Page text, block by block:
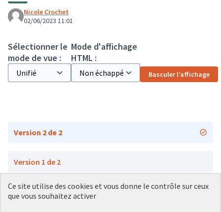
Nicole Crochet
02/06/2023 11:01
Sélectionner le
mode de vue :
Mode d'affichage
HTML :
Basculer l’affichage
Version 2 de 2
Version 1 de 2
Ce site utilise des cookies et vous donne le contrôle sur ceux
que vous souhaitez activer